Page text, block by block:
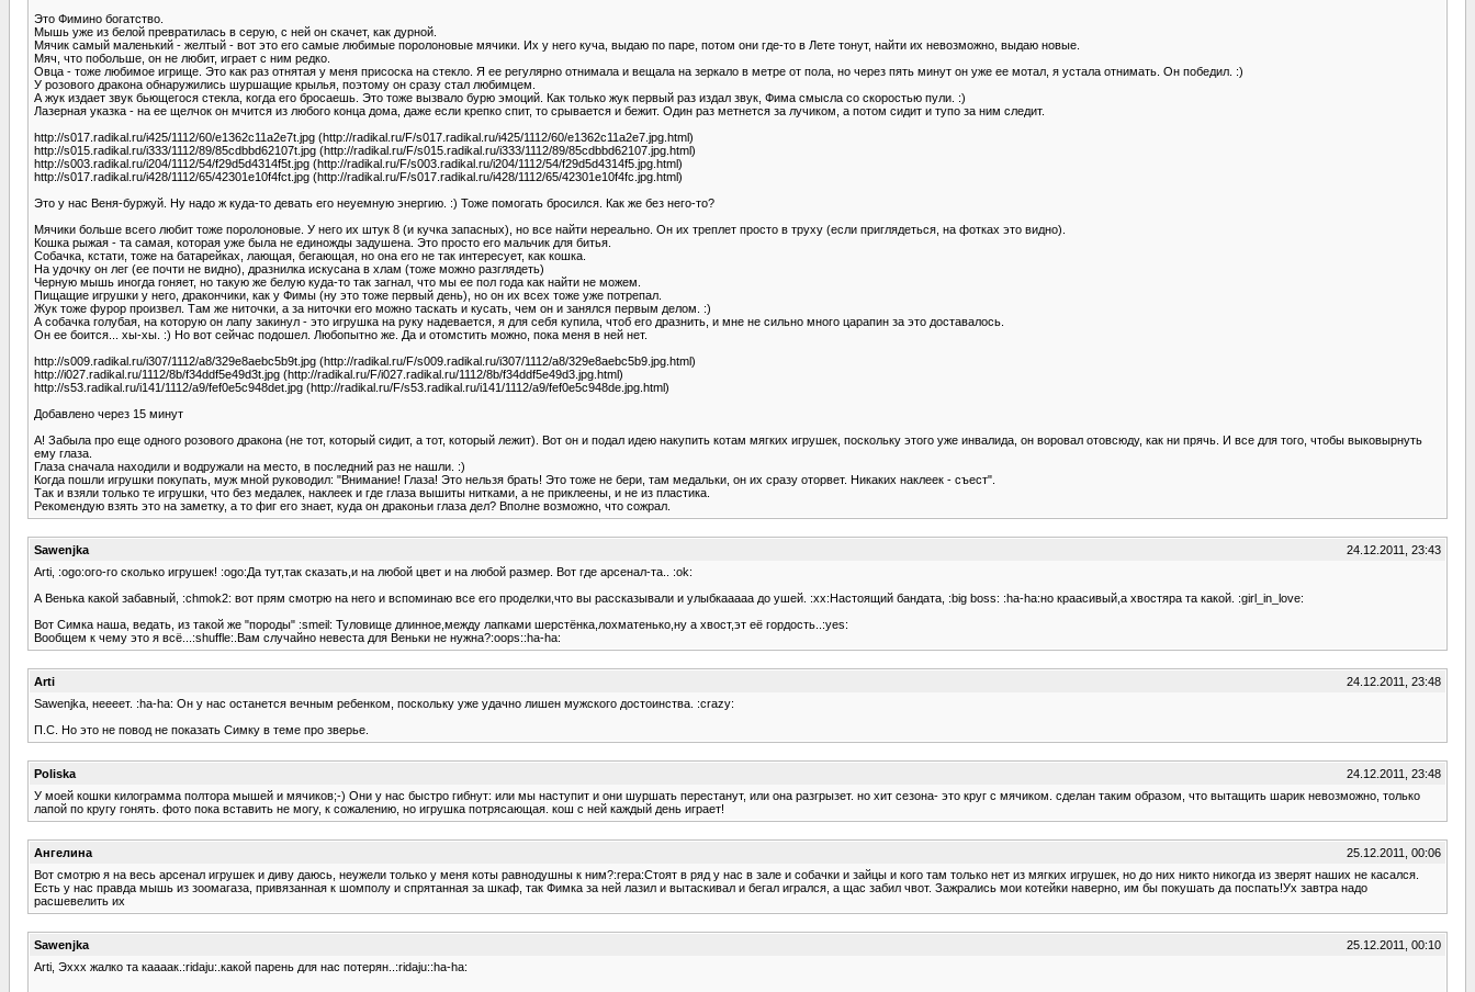
Это Фимино богатство.
Мышь уже из белой превратилась в серую, с ней он скачет, как дурной.
Мячик самый маленький - желтый - вот это его самые любимые поролоновые мячики. Их у него куча, выдаю по паре, потом они где-то в Лете тонут, найти их невозможно, выдаю новые.
Мяч, что побольше, он не любит, играет с ним редко.
Овца - тоже любимое игрище. Это как раз отнятая у меня присоска на стекло. Я ее регулярно отнимала и вещала на зеркало в метре от пола, но через пять минут он уже ее мотал, я устала отнимать. Он победил. :)
У розового дракона обнаружились шуршащие крылья, поэтому он сразу стал любимцем.
А жук издает звук бьющегося стекла, когда его бросаешь. Это тоже вызвало бурю эмоций. Как только жук первый раз издал звук, Фима смысла со скоростью пули. :)
Лазерная указка - на ее щелчок он мчится из любого конца дома, даже если крепко спит, то срывается и бежит. Один раз метнется за лучиком, а потом сидит и тупо за ним следит.
http://s017.radikal.ru/i425/1112/60/e1362c11a2e7t.jpg (http://radikal.ru/F/s017.radikal.ru/i425/1112/60/e1362c11a2e7.jpg.html)
http://s015.radikal.ru/i333/1112/89/85cdbbd62107t.jpg (http://radikal.ru/F/s015.radikal.ru/i333/1112/89/85cdbbd62107.jpg.html)
http://s003.radikal.ru/i204/1112/54/f29d5d4314f5t.jpg (http://radikal.ru/F/s003.radikal.ru/i204/1112/54/f29d5d4314f5.jpg.html)
http://s017.radikal.ru/i428/1112/65/42301e10f4fct.jpg (http://radikal.ru/F/s017.radikal.ru/i428/1112/65/42301e10f4fc.jpg.html)
Это у нас Веня-буржуй. Ну надо ж куда-то девать его неуемную энергию. :) Тоже помогать бросился. Как же без него-то?
Мячики больше всего любит тоже поролоновые. У него их штук 8 (и кучка запасных), но все найти нереально. Он их треплет просто в труху (если приглядеться, на фотках это видно).
Кошка рыжая - та самая, которая уже была не единожды задушена. Это просто его мальчик для битья.
Собачка, кстати, тоже на батарейках, лающая, бегающая, но она его не так интересует, как кошка.
На удочку он лег (ее почти не видно), дразнилка искусана в хлам (тоже можно разглядеть)
Черную мышь иногда гоняет, но такую же белую куда-то так загнал, что мы ее пол года как найти не можем.
Пищащие игрушки у него, дракончики, как у Фимы (ну это тоже первый день), но он их всех тоже уже потрепал.
Жук тоже фурор произвел. Там же ниточки, а за ниточки его можно таскать и кусать, чем он и занялся первым делом. :)
А собачка голубая, на которую он лапу закинул - это игрушка на руку надевается, я для себя купила, чтоб его дразнить, и мне не сильно много царапин за это доставалось.
Он ее боится... хы-хы. :) Но вот сейчас подошел. Любопытно же. Да и отомстить можно, пока меня в ней нет.
http://s009.radikal.ru/i307/1112/a8/329e8aebc5b9t.jpg (http://radikal.ru/F/s009.radikal.ru/i307/1112/a8/329e8aebc5b9.jpg.html)
http://i027.radikal.ru/1112/8b/f34ddf5e49d3t.jpg (http://radikal.ru/F/i027.radikal.ru/1112/8b/f34ddf5e49d3.jpg.html)
http://s53.radikal.ru/i141/1112/a9/fef0e5c948det.jpg (http://radikal.ru/F/s53.radikal.ru/i141/1112/a9/fef0e5c948de.jpg.html)
Добавлено через 15 минут
А! Забыла про еще одного розового дракона (не тот, который сидит, а тот, который лежит). Вот он и подал идею накупить котам мягких игрушек, поскольку этого уже инвалида, он воровал отовсюду, как ни прячь. И все для того, чтобы выковырнуть
ему глаза.
Глаза сначала находили и водружали на место, в последний раз не нашли. :)
Когда пошли игрушки покупать, муж мной руководил: "Внимание! Глаза! Это нельзя брать! Это тоже не бери, там медальки, он их сразу оторвет. Никаких наклеек - съест".
Так и взяли только те игрушки, что без медалек, наклеек и где глаза вышиты нитками, а не приклеены, и не из пластика.
Рекомендую взять это на заметку, а то фиг его знает, куда он драконьи глаза дел? Вполне возможно, что сожрал.
Sawenjka
24.12.2011, 23:43
Arti, :ogo:ого-го сколько игрушек! :ogo:Да тут,так сказать,и на любой цвет и на любой размер. Вот где арсенал-та.. :ok:
А Венька какой забавный, :chmok2: вот прям смотрю на него и вспоминаю все его проделки,что вы рассказывали и улыбкааааа до ушей. :xx:Настоящий бандата, :big boss: :ha-ha:но краасивый,а хвостяра та какой. :girl_in_love:
Вот Симка наша, ведать, из такой же "породы" :smeil: Туловище длинное,между лапками шерстёнка,лохматенько,ну а хвост,эт её гордость..:yes:
Вообщем к чему это я всё...:shuffle:.Вам случайно невеста для Веньки не нужна?:oops::ha-ha:
Arti
24.12.2011, 23:48
Sawenjka, неееет. :ha-ha: Он у нас останется вечным ребенком, поскольку уже удачно лишен мужского достоинства. :crazy:
П.С. Но это не повод не показать Симку в теме про зверье.
Poliska
24.12.2011, 23:48
У моей кошки килограмма полтора мышей и мячиков;-) Они у нас быстро гибнут: или мы наступит и они шуршать перестанут, или она разгрызет. но хит сезона- это круг с мячиком. сделан таким образом, что вытащить шарик невозможно, только
лапой по кругу гонять. фото пока вставить не могу, к сожалению, но игрушка потрясающая. кош с ней каждый день играет!
Ангелина
25.12.2011, 00:06
Вот смотрю я на весь арсенал игрушек и диву даюсь, неужели только у меня коты равнодушны к ним?:repa:Стоят в ряд у нас в зале и собачки и зайцы и кого там только нет из мягких игрушек, но до них никто никогда из зверят наших не касался.
Есть у нас правда мышь из зоомагаза, привязанная к шомполу и спрятанная за шкаф, так Фимка за ней лазил и вытаскивал и бегал игрался, а щас забил чвот. Зажрались мои котейки наверно, им бы покушать да поспать!Ух завтра надо
расшевелить их
Sawenjka
25.12.2011, 00:10
Arti, Эххх жалко та каааак.:ridaju:.какой парень для нас потерян..:ridaju::ha-ha: